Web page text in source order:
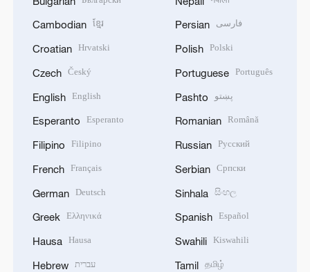
Cambodian ខ្មែរ
Croatian Hrvatski
Czech Český
English English
Esperanto Esperanto
Filipino Filipino
French Français
German Deutsch
Greek Ελληνικά
Hausa Hausa
Hebrew עברית
Persian فارسی
Polish Polski
Portuguese Português
Pashto پښتو
Romanian Română
Russian Русский
Serbian Српски
Sinhala සිංහල
Spanish Español
Swahili Kiswahili
Tamil தமிழ்